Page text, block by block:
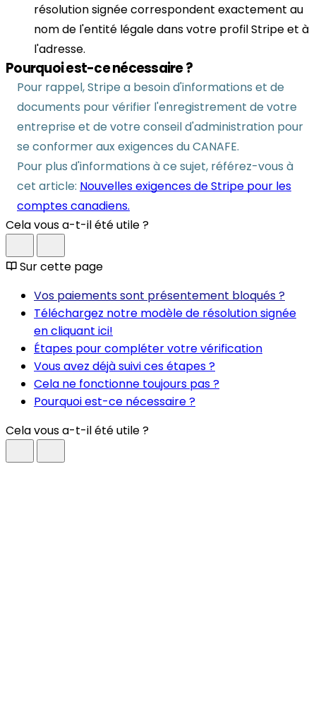
résolution signée correspondent exactement au
nom de l'entité légale dans votre profil Stripe et à
l'adresse.
Pourquoi est-ce nécessaire ?
Pour rappel, Stripe a besoin d'informations et de
documents pour vérifier l'enregistrement de votre
entreprise et de votre conseil d'administration pour
se conformer aux exigences du CANAFE.
Pour plus d'informations à ce sujet, référez-vous à
cet article: Nouvelles exigences de Stripe pour les
comptes canadiens.
Cela vous a-t-il été utile ?
Sur cette page
Vos paiements sont présentement bloqués ?
Téléchargez notre modèle de résolution signée
en cliquant ici!
Étapes pour compléter votre vérification
Vous avez déjà suivi ces étapes ?
Cela ne fonctionne toujours pas ?
Pourquoi est-ce nécessaire ?
Cela vous a-t-il été utile ?